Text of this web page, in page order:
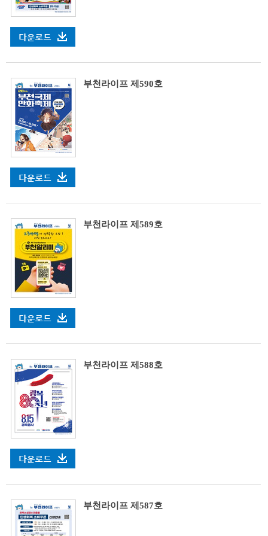
부천라이프 제590호
부천라이프 제589호
부천라이프 제588호
부천라이프 제587호